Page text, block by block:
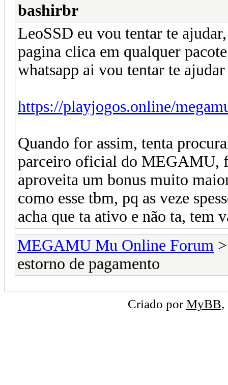
bashirbr
LeoSSD eu vou tentar te
pagina clica em qualquer
whatsapp ai vou tentar te ajudar
https://playjogos.online/
Quando for assim, tenta
parceiro oficial do MEGAMU,
aproveita um bonus muito
como esse tbm, pq as veze
acha que ta ativo e não ta, tem
MEGAMU Mu Online Forum
estorno de pagamento
Criado porMyBB,